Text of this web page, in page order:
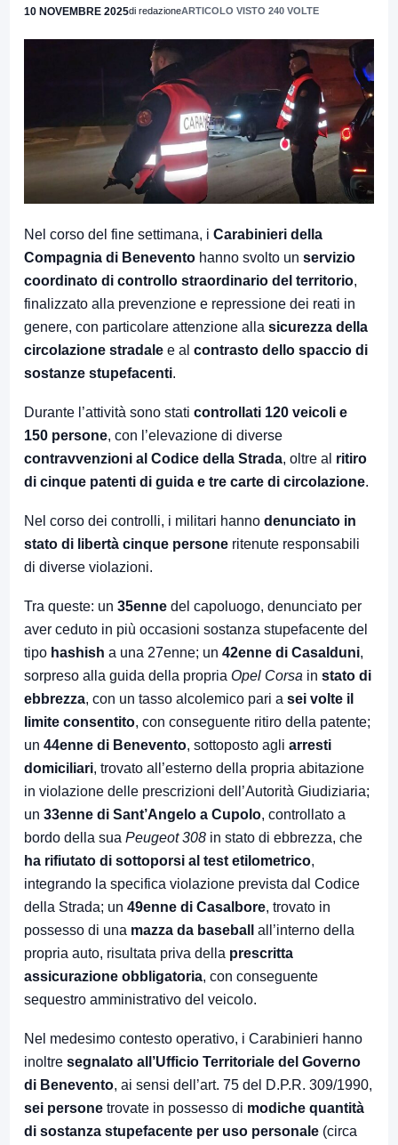
10 NOVEMBRE 2025di redazioneARTICOLO VISTO 240 VOLTE
Nel corso del fine settimana, i Carabinieri della
Compagnia di Benevento hanno svolto un servizio
coordinato di controllo straordinario del territorio,
finalizzato alla prevenzione e repressione dei reati in
genere, con particolare attenzione alla sicurezza della
circolazione stradale e al contrasto dello spaccio di
sostanze stupefacenti.
Durante l’attività sono stati controllati 120 veicoli e
150 persone, con l’elevazione di diverse
contravvenzioni al Codice della Strada, oltre al ritiro
di cinque patenti di guida e tre carte di circolazione.
Nel corso dei controlli, i militari hanno denunciato in
stato di libertà cinque persone ritenute responsabili
di diverse violazioni.
Tra queste: un 35enne del capoluogo, denunciato per
aver ceduto in più occasioni sostanza stupefacente del
tipo hashish a una 27enne; un 42enne di Casalduni,
sorpreso alla guida della propria Opel Corsa in stato di
ebbrezza, con un tasso alcolemico pari a sei volte il
limite consentito, con conseguente ritiro della patente;
un 44enne di Benevento, sottoposto agli arresti
domiciliari, trovato all’esterno della propria abitazione
in violazione delle prescrizioni dell’Autorità Giudiziaria;
un 33enne di Sant’Angelo a Cupolo, controllato a
bordo della sua Peugeot 308 in stato di ebbrezza, che
ha rifiutato di sottoporsi al test etilometrico,
integrando la specifica violazione prevista dal Codice
della Strada; un 49enne di Casalbore, trovato in
possesso di una mazza da baseball
all’interno della
propria auto, risultata priva della prescritta
assicurazione obbligatoria, con conseguente
sequestro amministrativo del veicolo.
Nel medesimo contesto operativo, i Carabinieri hanno
inoltre segnalato all’Ufficio Territoriale del Governo
di Benevento, ai sensi dell’art. 75 del D.P.R. 309/1990,
sei persone trovate in possesso di modiche quantità
di sostanza stupefacente per uso personale (circa